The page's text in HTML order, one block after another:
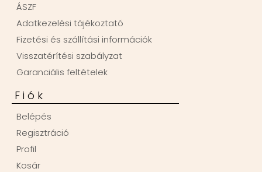
ÁSZF
Adatkezelési tájékoztató
Fizetési és szállítási információk
Visszatérítési szabályzat
Garanciális feltételek
Fiók
Belépés
Regisztráció
Profil
Kosár